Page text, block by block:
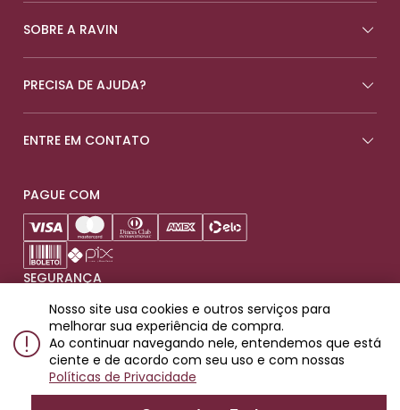
SOBRE A RAVIN
PRECISA DE AJUDA?
ENTRE EM CONTATO
PAGUE COM
SEGURANÇA
Produtos destinados para maiores de 18 anos.
Nosso site usa cookies e outros serviços para
melhorar sua experiência de compra.
Ao continuar navegando nele, entendemos que está
ciente e de acordo com seu uso e com nossas
Políticas de Privacidade